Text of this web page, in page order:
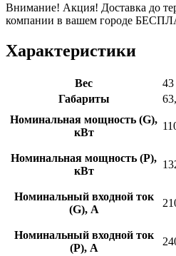
Внимание! Акция! Доставка до
компании в вашем городе
Характеристики
Вес
43
Габариты
Номинальная мощность (G),
кВт
Номинальная мощность (P),
кВт
Номинальный входной ток
(G), A
Номинальный входной ток
(P), A